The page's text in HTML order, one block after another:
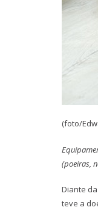
(foto/
(poeiras,
Diante
teve a